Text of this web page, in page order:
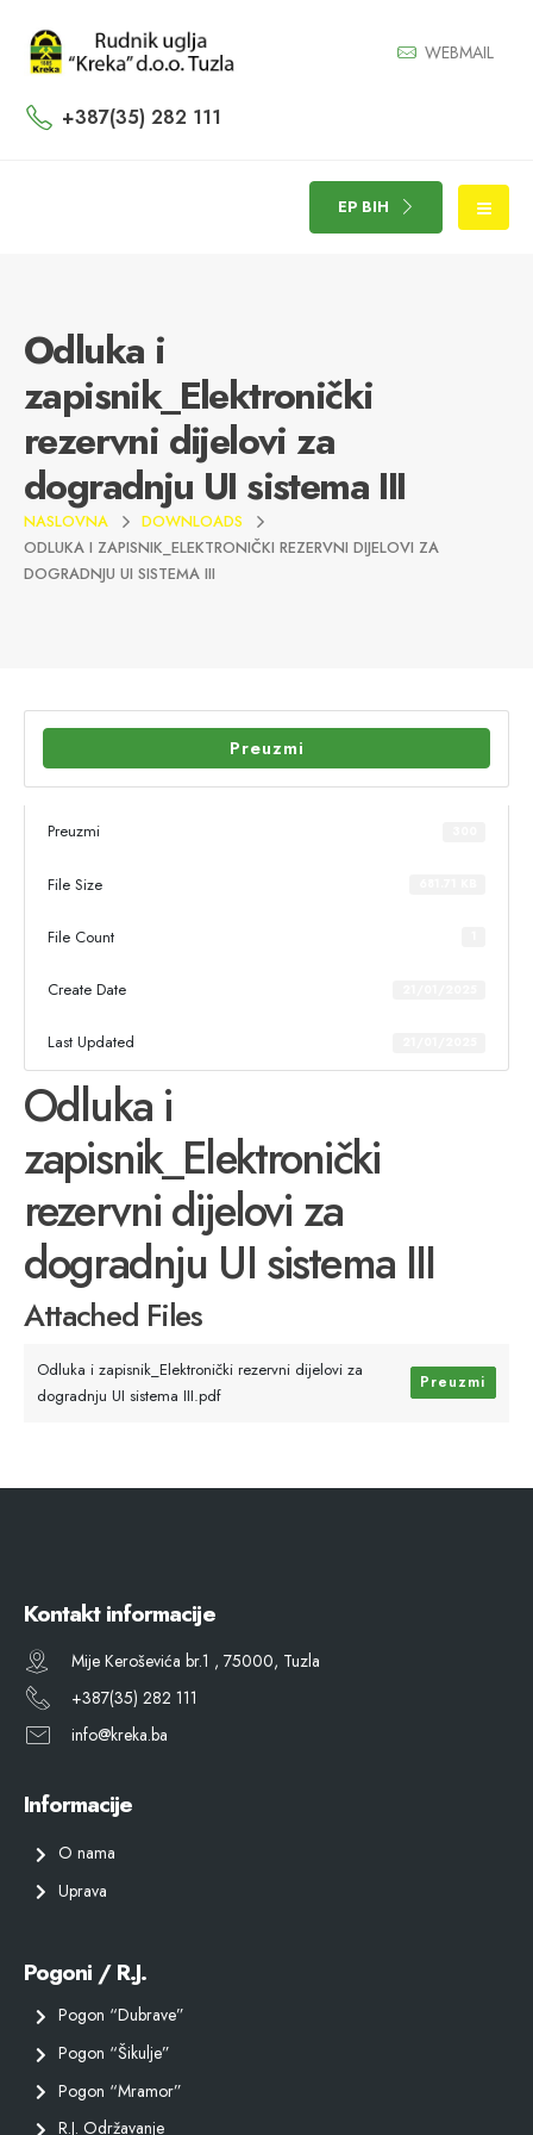
WEBMAIL
+387(35) 282 111
EP BIH
Odluka i
zapisnik_Elektronički
rezervni dijelovi za
dogradnju UI sistema III
NASLOVNA
DOWNLOADS
ODLUKA I ZAPISNIK_ELEKTRONIČKI REZERVNI DIJELOVI ZA
DOGRADNJU UI SISTEMA III
Preuzmi
Preuzmi
File Size
File Count
Create Date
Last Updated
Odluka i
zapisnik_Elektronički
rezervni dijelovi za
dogradnju UI sistema III
Attached Files
Odluka i zapisnik_Elektronički rezervni dijelovi za
dogradnju UI sistema III.pdf
Preuzmi
Kontakt informacije
Mije Keroševića br.1 , 75000, Tuzla
+387(35) 282 111
info@kreka.ba
Informacije
O nama
Uprava
Pogoni / R.J.
Pogon “Dubrave”
Pogon “Šikulje”
Pogon “Mramor”
R.J. Održavanje